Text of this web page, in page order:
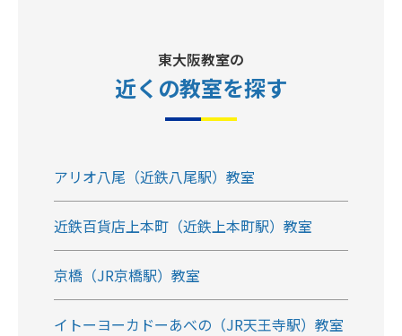
東大阪教室の
近くの教室を探す
アリオ八尾（近鉄八尾駅）教室
近鉄百貨店上本町（近鉄上本町駅）教室
京橋（JR京橋駅）教室
イトーヨーカドーあべの（JR天王寺駅）教室